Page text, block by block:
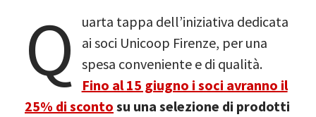
Q
uarta tappa dell’iniziativa dedicata
ai soci Unicoop Firenze, per una
spesa conveniente e di qualità.
Fino al 15 giugno i soci avranno il
25% di sconto su una selezione di prodotti